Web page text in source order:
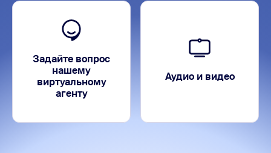
Задайте вопрос
нашему
виртуальному
агенту
Аудио и видео